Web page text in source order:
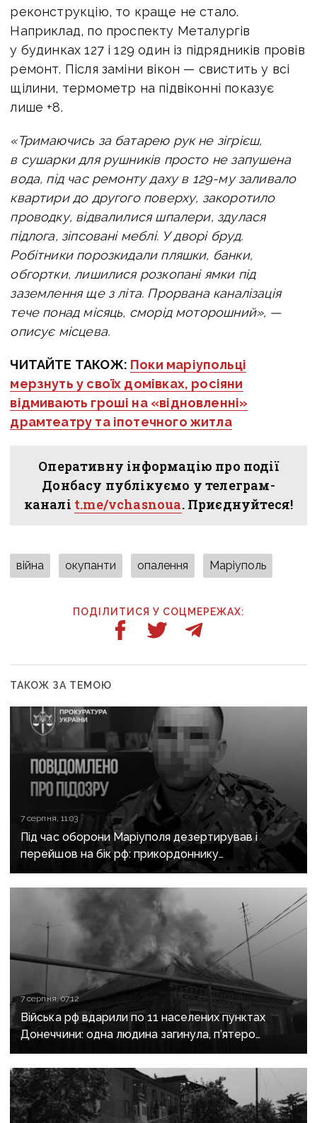
реконструкцію, то краще не стало.
Наприклад, по проспекту Металургів
у будинках 127 і 129 один із підрядників провів
ремонт. Після заміни вікон — свистить у всі
щілини, термометр на підвіконні показує
лише +8.
«Тримаючись за батарею рук не зігрієш,
в сушарки для рушників просто не запушена
вода, під час ремонту даху в 129-му заливало
квартири до другого поверху, закоротило
проводку, відвалилися шпалери, здулася
підлога, зіпсовані меблі. У дворі бруд.
Робітники порозкидали пляшки, банки,
обгортки, лишилися розкопані ямки під
заземлення ще з літа. Прорвана каналізація
тече понад місяць, сморід моторошний», —
описує місцева.
ЧИТАЙТЕ ТАКОЖ: Поки маріупольці
мерзнуть у своїх домівках, росіяни
відмивають гроші на «відновленні»
драмтеатру та іпотечного житла
Оперативну інформацію про події
Донбасу публікуємо у телеграм-
каналі t.me/vchasnoua. Приєднуйтеся!
війна окупанти опалення Маріуполь
ПОДІЛИТИСЯ У СОЦМЕРЕЖАХ:
ТАКОЖ ЗА ТЕМОЮ
7 серпня, 11:03
Під час оборони Маріуполя дезертирував і
перейшов на бік рф: прикордоннику
з «Азовсталі» повідомили про підозру
7 серпня, 07:12
Війська рф вдарили по 11 населених пунктах
Донеччини: одна людина загинула, п’ятеро
поранені